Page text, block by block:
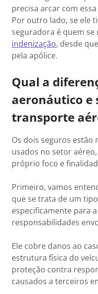
precisa arcar com
Por outro lado, se ele
seguradora é quem se
indenização, desde
pela apólice.
Qual a
aeronáutico e
transporte
Os dois seguros estão
usados no setor
próprio foco e
Primeiro, vamos
que se trata de um
especificamente para
responsabilidades
Ele cobre danos ao
estrutura física do
proteção contra
causados a terceiros